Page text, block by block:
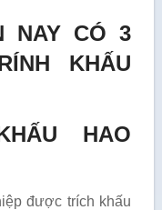
NAY CÓ 3
KHẤU
HAO
được trích khấu